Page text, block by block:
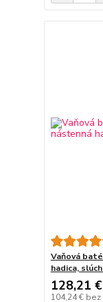
Vaňová
hadica,
128,21 €
104,24 € bez